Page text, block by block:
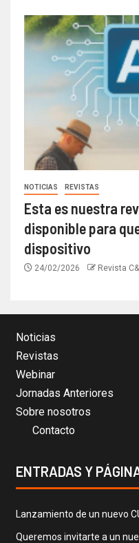
NOTICIAS REVISTAS
Esta es nuestra
disponible para
dispositivo
24/02/2026 Revista
Noticias
Revistas
Webinar
Jornadas Anteriores
Sobre nosotros
Contacto
ENTRADAS Y
Lanzamiento de un nuevo
Queremos invitarte a un